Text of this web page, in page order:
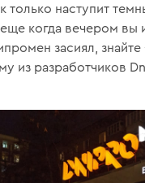
только наступит
когда вечером вы
засиял,
из разработчиков